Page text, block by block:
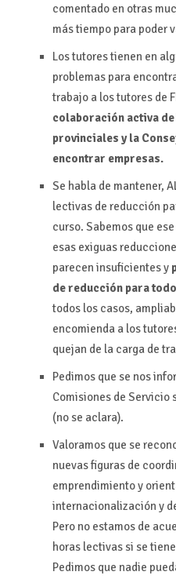
comentado en otras
más tiempo para poder
Los tutores tienen en
problemas para
trabajo a los tutores de
colaboración activa
provinciales y la
encontrar empresas.
Se habla de mantener,
lectivas de reducción
curso. Sabemos que
esas exiguas
parecen insuficientes y
de reducción para
todos los casos,
encomienda a los
quejan de la carga de
Pedimos que se nos
Comisiones de Servicio
(no se aclara).
Valoramos que se
nuevas figuras de
emprendimiento y
internacionalización y
Pero no estamos de
horas lectivas si se
Pedimos que nadie